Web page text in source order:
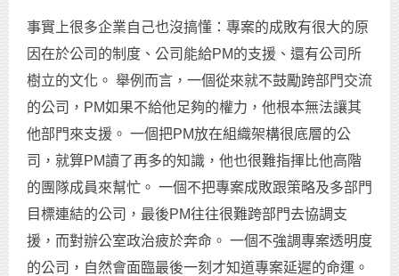
事實上很多企業自己也沒搞懂：專案的成敗有很大的原
因在於公司的制度、公司能給PM的支援、還有公司所
樹立的文化。 舉例而言，一個從來就不鼓勵跨部門交流
的公司，PM如果不給他足夠的權力，他根本無法讓其
他部門來支援。 一個把PM放在組織架構很底層的公
司，就算PM讀了再多的知識，他也很難指揮比他高階
的團隊成員來幫忙。 一個不把專案成敗跟策略及多部門
目標連結的公司，最後PM往往很難跨部門去協調支
援，而對辦公室政治疲於奔命。 一個不強調專案透明度
的公司，自然會面臨最後一刻才知道專案延遲的命運。